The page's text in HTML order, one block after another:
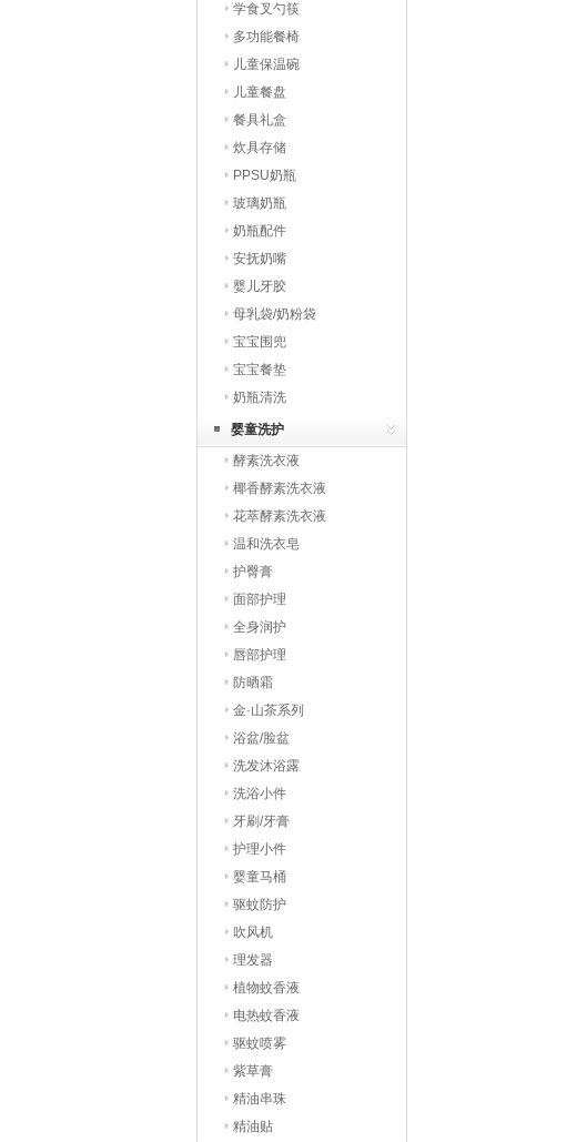
学食叉勺筷
多功能餐椅
儿童保温碗
儿童餐盘
餐具礼盒
炊具存储
PPSU奶瓶
玻璃奶瓶
奶瓶配件
安抚奶嘴
婴儿牙胶
母乳袋/奶粉袋
宝宝围兜
宝宝餐垫
奶瓶清洗
婴童洗护
酵素洗衣液
椰香酵素洗衣液
花萃酵素洗衣液
温和洗衣皂
护臀膏
面部护理
全身润护
唇部护理
防晒霜
金·山茶系列
浴盆/脸盆
洗发沐浴露
洗浴小件
牙刷/牙膏
护理小件
婴童马桶
驱蚊防护
吹风机
理发器
植物蚊香液
电热蚊香液
驱蚊喷雾
紫草膏
精油串珠
精油贴